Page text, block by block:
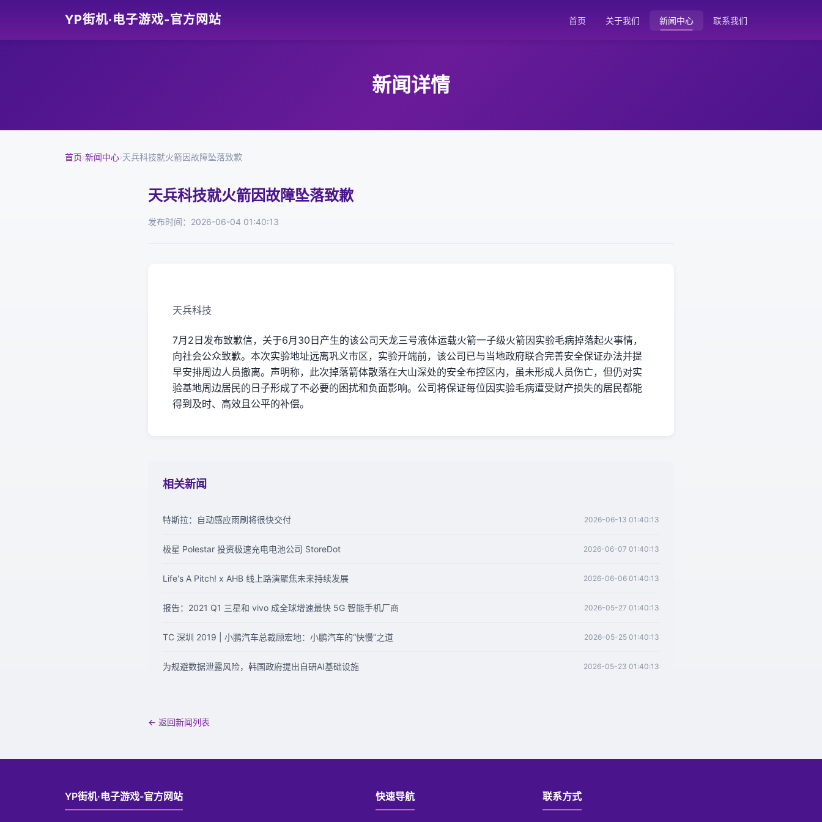
YP街机·电子游戏-官方网站 首页 关于我们 新闻中心 联系我们
新闻详情
首页›新闻中心›天兵科技就火箭因故障坠落致歉
天兵科技就火箭因故障坠落致歉
发布时间：2026-06-04 01:40:13
天兵科技
7月2日发布致歉信，关于6月30日产生的该公司天龙三号液体运载火箭一子级火箭因实验毛病掉落起火事情，
向社会公众致歉。本次实验地址远离巩义市区，实验开端前，该公司已与当地政府联合完善安全保证办法并提
早安排周边人员撤离。声明称，此次掉落箭体散落在大山深处的安全布控区内，虽未形成人员伤亡，但仍对实
验基地周边居民的日子形成了不必要的困扰和负面影响。公司将保证每位因实验毛病遭受财产损失的居民都能
得到及时、高效且公平的补偿。
相关新闻
特斯拉：自动感应雨刷将很快交付 2026-06-13 01:40:13
极星 Polestar 投资极速充电电池公司 StoreDot 2026-06-07 01:40:13
Life's A Pitch! x AHB 线上路演聚焦未来持续发展 2026-06-06 01:40:13
报告：2021 Q1 三星和 vivo 成全球增速最快 5G 智能手机厂商 2026-05-27 01:40:13
TC 深圳 2019 | 小鹏汽车总裁顾宏地：小鹏汽车的“快慢”之道 2026-05-25 01:40:13
为规避数据泄露风险，韩国政府提出自研AI基础设施 2026-05-23 01:40:13
← 返回新闻列表
YP街机·电子游戏-官方网站 快速导航 联系方式